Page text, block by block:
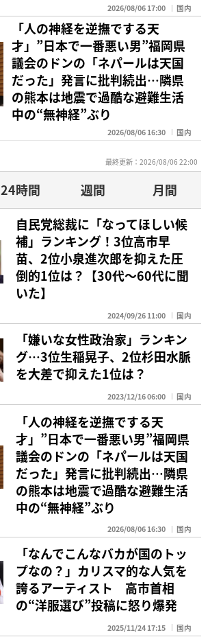
2026/08/06 17:00 国内
「人の神経を逆撫でする天
才」”日本で一番悪い男”福岡県
議会のドンの「ネパールは天国
だった」発言に批判続出…隣県
の熊本は地震で過酷な避難生活
中の“無神経”ぶり
2026/08/06 16:30 国内
最終更新：2026/08/06 22:00
24時間 週間
月間
自民党総裁に「なってほしい候
補」ランキング！3位高市早
苗、2位小泉進次郎を抑えた圧
倒的1位は？【30代〜60代に聞
いた】
2024/09/26 11:00 国内
「嫌いな女性政治家」ランキン
グ…3位生稲晃子、2位杉田水脈
を大差で抑えた1位は？
2023/12/16 06:00 国内
「人の神経を逆撫でする天
才」”日本で一番悪い男”福岡県
議会のドンの「ネパールは天国
だった」発言に批判続出…隣県
の熊本は地震で過酷な避難生活
中の“無神経”ぶり
2026/08/06 16:30 国内
「なんでこんなバカが国のトッ
プなの？」カリスマ的な人気を
誇るアーティスト 高市首相
の“洋服選び”投稿に怒り爆発
2025/11/24 17:15 国内